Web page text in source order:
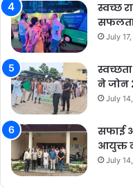
स्वच्छ
July
ने जोन
July
सफाई
आयुक्त
July